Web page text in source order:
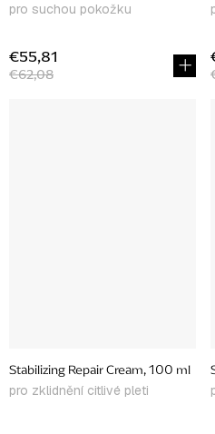
pro suchou pokožku
€62,08
€55,81
Stabilizing Repair Cream, 100 ml
pro zklidnění citlivé pleti